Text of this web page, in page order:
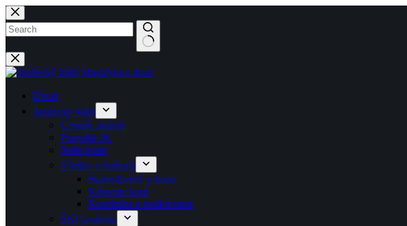
Späť
na
obsah
No
results
Úvod
Jazdecký klub
Cenník služieb
Pravidlá JK
Naše kone
Všetko o koňoch
Starostlivosť o kone
Kŕmenie koní
Korektúra a podkúvanie
Štýl jazdenia